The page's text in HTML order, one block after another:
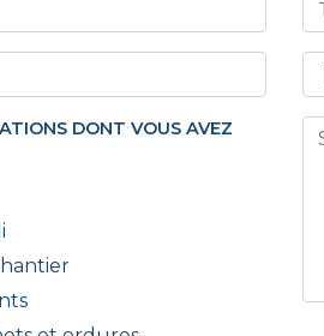
DONT VOUS AVEZ